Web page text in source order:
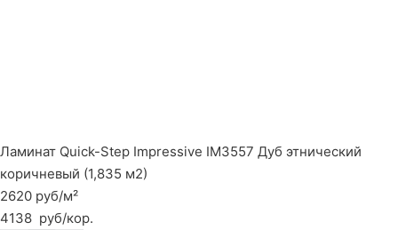
Ламинат Quick-Step Impressive IM3557 Дуб этнический
коричневый (1,835 м2)
2620 руб/м²
4138 руб/кор.